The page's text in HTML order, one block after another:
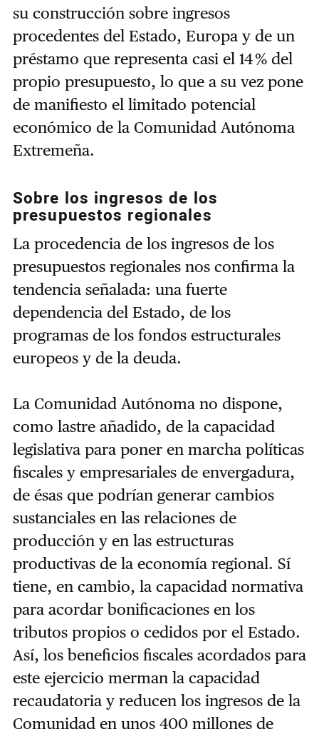
su construcción sobre ingresos
procedentes del Estado, Europa y de un
préstamo que representa casi el 14 % del
propio presupuesto, lo que a su vez pone
de manifiesto el limitado potencial
económico de la Comunidad Autónoma
Extremeña.
Sobre los ingresos de los
presupuestos regionales
La procedencia de los ingresos de los
presupuestos regionales nos confirma la
tendencia señalada: una fuerte
dependencia del Estado, de los
programas de los fondos estructurales
europeos y de la deuda.
La Comunidad Autónoma no dispone,
como lastre añadido, de la capacidad
legislativa para poner en marcha políticas
fiscales y empresariales de envergadura,
de ésas que podrían generar cambios
sustanciales en las relaciones de
producción y en las estructuras
productivas de la economía regional. Sí
tiene, en cambio, la capacidad normativa
para acordar bonificaciones en los
tributos propios o cedidos por el Estado.
Así, los beneficios fiscales acordados para
este ejercicio merman la capacidad
recaudatoria y reducen los ingresos de la
Comunidad en unos 400 millones de